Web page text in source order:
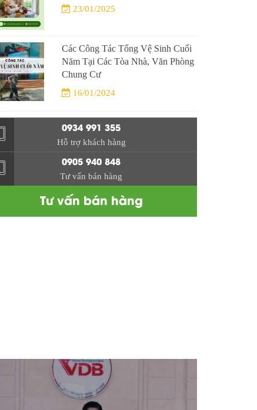
23/01/2025
Các Công Tác Tổng Vệ Sinh Cuối
Năm Tại Các Tòa Nhà, Văn Phòng
Chung Cư
16/01/2024
0934 991 355
Hỗ trợ khách hàng
0905 940 848
Tư vấn bán hàng
Tư vấn bán hàng